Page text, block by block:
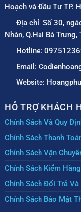
Hoạch và Đầu Tư TP.
Địa chỉ: Số 30,
Nhàn, Q.Hai Bà Trưng,
Hotline:
Email:
Website:
HỖ TRỢ KHÁCH
Chính Sách Và Quy
Chính Sách Thanh
Chính Sách Vận
Chính Sách Kiểm Hàng
Chính Sách Đổi Trả Và
Chính Sách Bảo Mật